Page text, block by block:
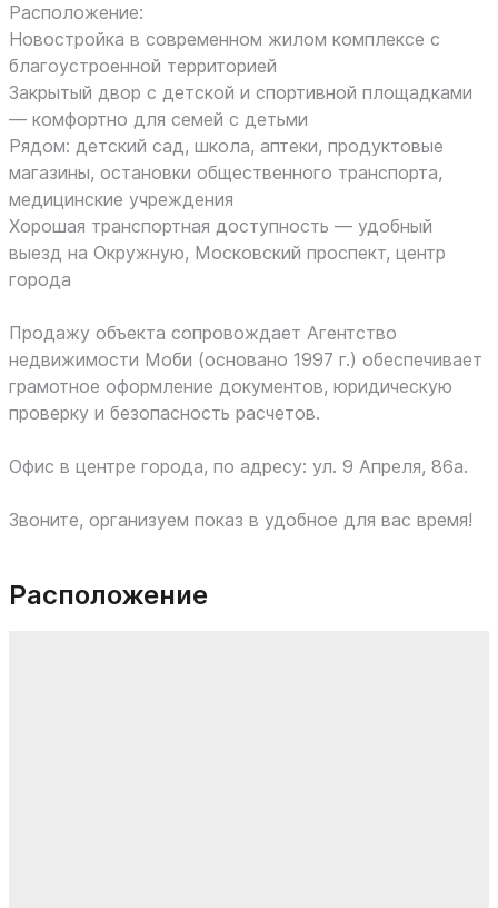
Расположение:
Новостройка в современном жилом комплексе с
благоустроенной территорией
Закрытый двор с детской и спортивной площадками
— комфортно для семей с детьми
Рядом: детский сад, школа, аптеки, продуктовые
магазины, остановки общественного транспорта,
медицинские учреждения
Хорошая транспортная доступность — удобный
выезд на Окружную, Московский проспект, центр
города
Продажу объекта сопровождает Агентство
недвижимости Моби (основано 1997 г.) обеспечивает
грамотное оформление документов, юридическую
проверку и безопасность расчетов.
Офис в центре города, по адресу: ул. 9 Апреля, 86а.
Звоните, организуем показ в удобное для вас время!
Расположение